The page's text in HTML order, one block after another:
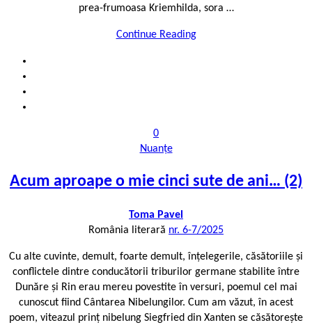
prea-frumoasa Kriemhilda, sora …
Continue Reading
0
Nuanțe
Acum aproape o mie cinci sute de ani… (2)
Toma Pavel
România literară nr. 6-7/2025
Cu alte cuvinte, demult, foarte demult, înțelegerile, căsătoriile și
conflictele dintre conducătorii triburilor germane stabilite între
Dunăre și Rin erau mereu povestite în versuri, poemul cel mai
cunoscut fiind Cântarea Nibelungilor. Cum am văzut, în acest
poem, viteazul prinț nibelung Siegfried din Xanten se căsătorește